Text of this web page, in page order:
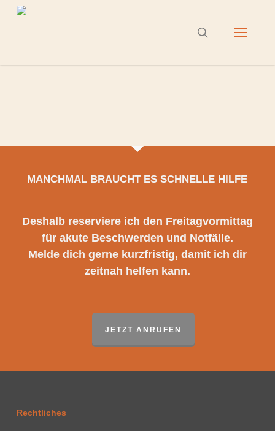
searchMenu
MANCHMAL BRAUCHT ES SCHNELLE HILFE
Deshalb reserviere ich den Freitagvormittag
für akute Beschwerden und Notfälle.
Melde dich gerne kurzfristig, damit ich dir
zeitnah helfen kann.
JETZT ANRUFEN
Rechtliches